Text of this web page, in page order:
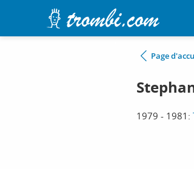
Page
1979 - 1981: